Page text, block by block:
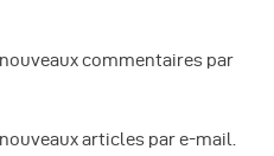
commentaires par
articles par e-mail.